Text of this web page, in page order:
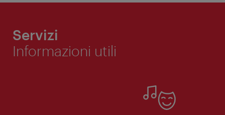
Servizi
Informazioni utili